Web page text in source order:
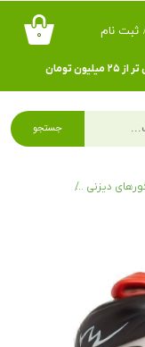
۰ ثبت نام
تومان
جستجو
دیزنی